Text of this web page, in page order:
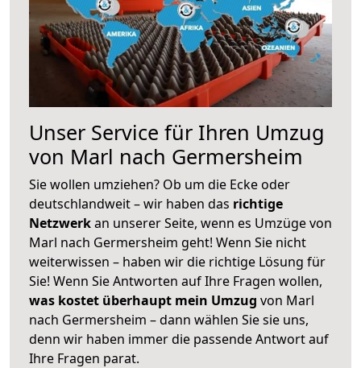
Unser Service für Ihren Umzug
von Marl nach Germersheim
Sie wollen umziehen? Ob um die Ecke oder
deutschlandweit – wir haben das richtige
Netzwerkan unserer Seite, wenn es Umzüge von
Marl nach Germersheim geht! Wenn Sie nicht
weiterwissen – haben wir die richtige Lösung für
Sie! Wenn Sie Antworten auf Ihre Fragen wollen,
was kostet überhaupt mein Umzug von Marl
nach Germersheim – dann wählen Sie sie uns,
denn wir haben immer die passende Antwort auf
Ihre Fragen parat.